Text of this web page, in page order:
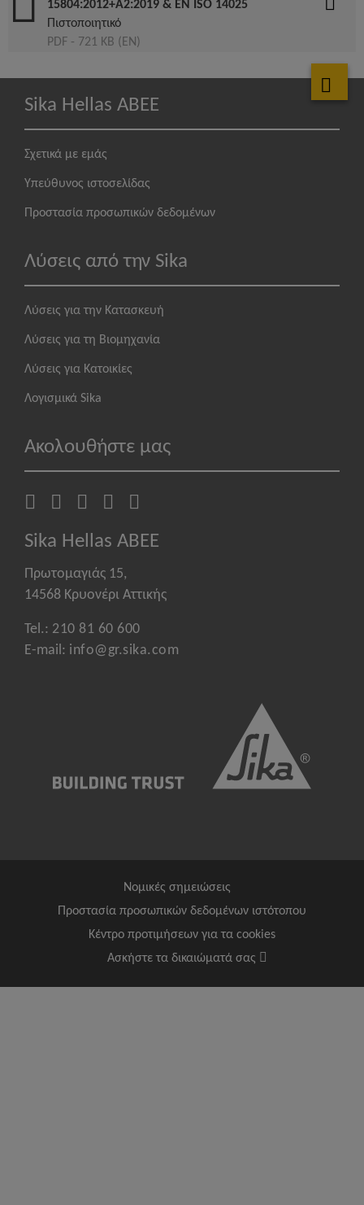
15804:2012+A2:2019 & EN ISO 14025
Πιστοποιητικό
PDF - 721 KB (EN)
Sika Hellas ABEE
Σχετικά με εμάς
Υπεύθυνος ιστοσελίδας
Προστασία προσωπικών δεδομένων
Λύσεις από την Sika
Λύσεις για την Κατασκευή
Λύσεις για τη Βιομηχανία
Λύσεις για Κατοικίες
Λογισμικά Sika
Ακολουθήστε μας
Sika Hellas ABEE
Πρωτομαγιάς 15,
14568 Κρυονέρι Αττικής
Tel.: 210 81 60 600
E-mail: info@gr.sika.com
Νομικές σημειώσεις
Προστασία προσωπικών δεδομένων ιστότοπου
Κέντρο προτιμήσεων για τα cookies
Ασκήστε τα δικαιώματά σας